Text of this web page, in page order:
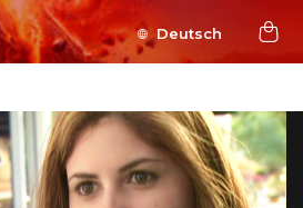
Deutsch